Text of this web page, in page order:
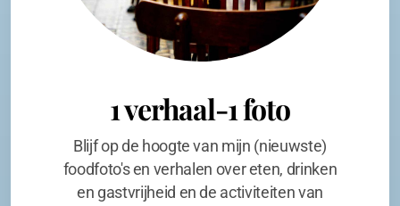
1 verhaal-1 foto
Blijf op de hoogte van mijn (nieuwste)
foodfoto's en verhalen over eten, drinken
en gastvrijheid en de activiteiten van